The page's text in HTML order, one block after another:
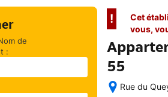
de
:
!
Cet
vous,
55
Rue du